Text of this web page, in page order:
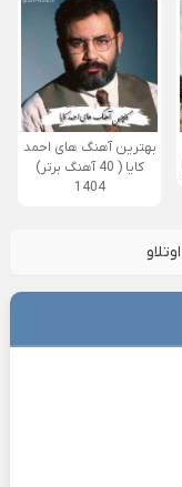
بهترین آهنگ های احمد
کایا ( 40 آهنگ برتر)
1404